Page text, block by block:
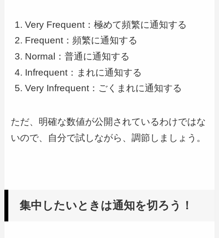
Very Frequent：極めて頻繁に通知する
Frequent：頻繁に通知する
Normal：普通に通知する
Infrequent：まれに通知する
Very Infrequent：ごくまれに通知する
ただ、明確な数値が公開されているわけではな
いので、自分で試しながら、調節しましょう。
集中したいときは通知を切ろう！